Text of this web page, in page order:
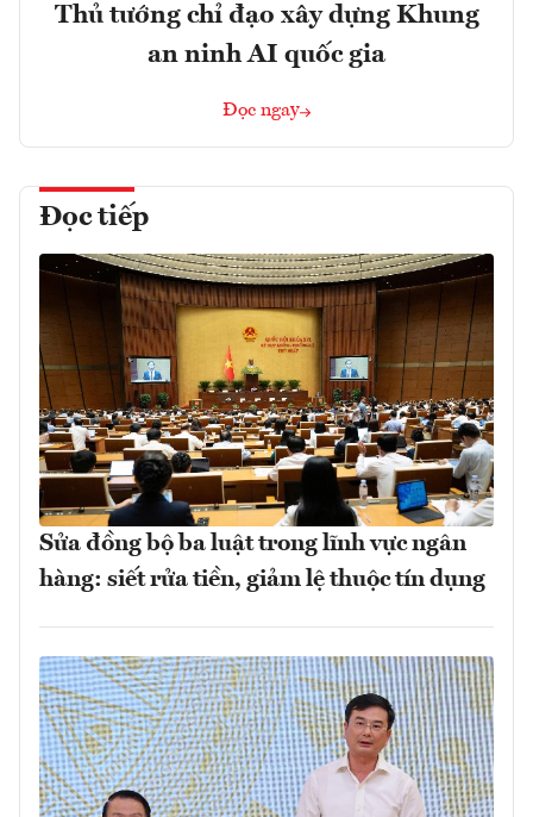
Thủ tướng chỉ đạo xây dựng Khung
an ninh AI quốc gia
Đọc ngay
Đọc tiếp
Sửa đồng bộ ba luật trong lĩnh vực ngân
hàng: siết rửa tiền, giảm lệ thuộc tín dụng